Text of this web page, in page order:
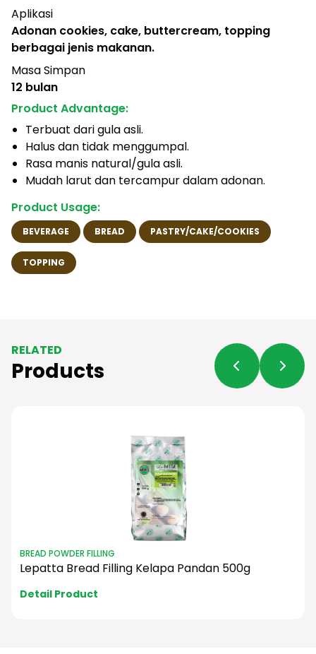
Aplikasi
Adonan cookies, cake, buttercream, topping
berbagai jenis makanan.
Masa Simpan
12 bulan
Product Advantage:
Terbuat dari gula asli.
Halus dan tidak menggumpal.
Rasa manis natural/gula asli.
Mudah larut dan tercampur dalam adonan.
Product Usage:
BEVERAGE BREAD PASTRY/CAKE/COOKIES
TOPPING
RELATED
Products
BREAD POWDER FILLING
Lepatta Bread Filling Rasakaya 500g
Detail Product